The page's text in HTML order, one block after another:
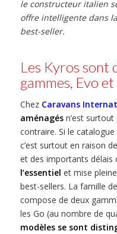
le constructeur italien
offre intelligente dans
best-seller.
Les Kyros sont
gammes, Evo
Chez Caravans
aménagésn’est surtout
contraire. Si le
c’est surtout en raison
et des importants délais
l’essentiel et mise
best-sellers. La famille
compose de deux
les Go (au nombre de
modèles se sont